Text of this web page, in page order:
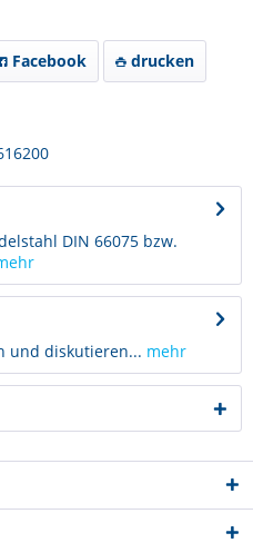
Facebook drucken
DIN 66075 bzw.
und diskutieren... mehr